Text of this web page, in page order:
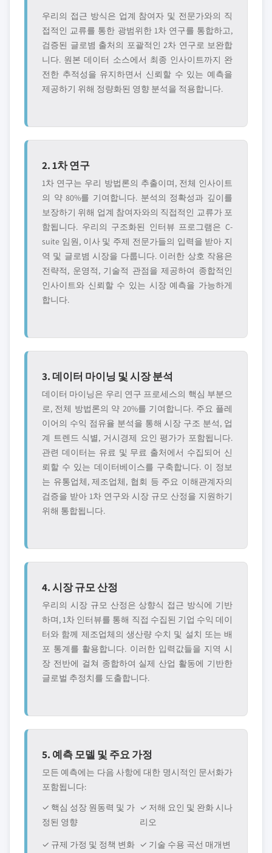
우리의 접근 방식은 업계 참여자 및 전문가와의 직
접적인 교류를 통한 광범위한 1차 연구를 통합하고,
검증된 글로볌 출처의 포괄적인 2차 연구로 보완합
니다. 원본 데이터 소스에서 최종 인사이트까지 완
전한 추적성을 유지하면서 신뢰할 수 있는 예측을
제공하기 위해 정량화된 영향 분석을 적용합니다.
2. 1차 연구
1차 연구는 우리 방법론의 추출이며, 전체 인사이트
의 약 80%를 기여합니다. 분석의 정확성과 깊이를
보장하기 위해 업계 참여자와의 직접적인 교류가 포
함됩니다. 우리의 구조화된 인터뷰 프로그램은 C-
suite 임원, 이사 및 주제 전문가들의 입력을 받아 지
역 및 글로볌 시장을 다룹니다. 이러한 상호 작용은
전략적, 운영적, 기술적 관점을 제공하여 종합적인
인사이트와 신뢰할 수 있는 시장 예측을 가능하게
합니다.
3. 데이터 마이닝 및 시장 분석
데이터 마이닝은 우리 연구 프로세스의 핵심 부분으
로, 전체 방법론의 약 20%를 기여합니다. 주요 플레
이어의 수익 점유율 분석을 통해 시장 구조 분석, 업
계 트렌드 식별, 거시경제 요인 평가가 포함됩니다.
관련 데이터는 유료 및 무료 출처에서 수집되어 신
뢰할 수 있는 데이터베이스를 구축합니다. 이 정보
는 유통업체, 제조업체, 협회 등 주요 이해관계자의
검증을 받아 1차 연구와 시장 규모 산정을 지원하기
위해 통합됩니다.
4. 시장 규모 산정
우리의 시장 규모 산정은 상향식 접근 방식에 기반
하며, 1차 인터뷰를 통해 직접 수집된 기업 수익 데이
터와 함께 제조업체의 생산량 수치 및 설치 또는 배
포 통계를 활용합니다. 이러한 입력값들을 지역 시
장 전반에 걸쳐 종합하여 실제 산업 활동에 기반한
글로벌 추정치를 도출합니다.
5. 예측 모델 및 주요 가정
모든 예측에는 다음 사항에 대한 명시적인 문서화가
포함됩니다:
✓ 핵심 성장 원동력 및 가
정된 영향
✓ 저해 요인 및 완화 시나
리오
✓ 규제 가정 및 정책 변화 ✓ 기술 수용 곡선 매개변